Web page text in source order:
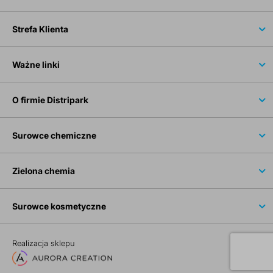
Strefa Klienta
Ważne linki
O firmie Distripark
Surowce chemiczne
Zielona chemia
Surowce kosmetyczne
Realizacja sklepu